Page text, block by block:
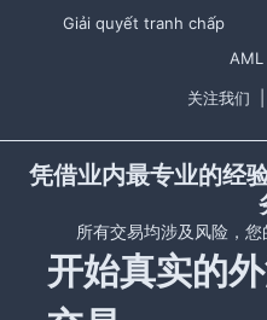
Giải quyết tranh chấp
关注我们
凭借业内最专业的经
所有交易均涉及风险，您
开始真实的